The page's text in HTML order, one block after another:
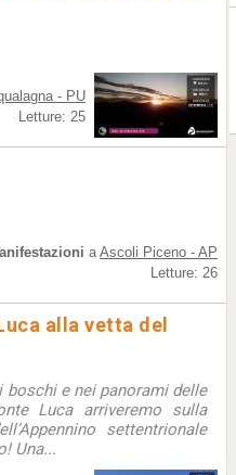
- PU
Letture: 25
aAscoli Piceno - AP
Letture: 26
alla vetta del
boschi e nei panorami delle
Luca arriveremo sulla
settentrionale
Una...